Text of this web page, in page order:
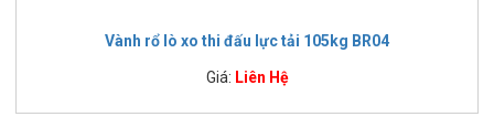
Vành rổ lò xo thi đấu lực tải 105kg BR04
Giá: Liên Hệ